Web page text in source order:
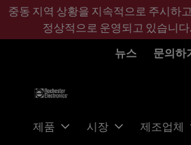
기
콘
바
글
중동 지역 상황을 지속적으로 주시하
정상적으로 운영되고 있습니다.
뉴스
문의하
제품 시장 제조업체